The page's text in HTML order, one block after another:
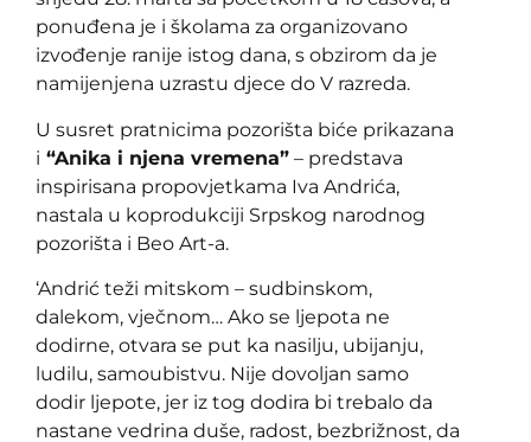
ponuđena je i školama za organizovano
izvođenje ranije istog dana, s obzirom da je
namijenjena uzrastu djece do V razreda.
U susret pratnicima pozorišta biće prikazana
i “Anika i njena vremena” – predstava
inspirisana propovjetkama Iva Andrića,
nastala u koprodukciji Srpskog narodnog
pozorišta i Beo Art-a.
‘Andrić teži mitskom – sudbinskom,
dalekom, vječnom… Ako se ljepota ne
dodirne, otvara se put ka nasilju, ubijanju,
ludilu, samoubistvu. Nije dovoljan samo
dodir ljepote, jer iz tog dodira bi trebalo da
nastane vedrina duše, radost, bezbrižnost, da